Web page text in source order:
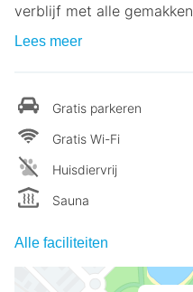
verblijf met alle
Lees meer
Gratis parkeren
Gratis Wi-Fi
Huisdiervrij
Sauna
Alle faciliteiten